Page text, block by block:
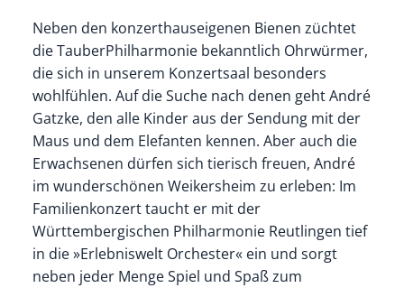
Neben den konzerthauseigenen Bienen züchtet
die TauberPhilharmonie bekanntlich Ohrwürmer,
die sich in unserem Konzertsaal besonders
wohlfühlen. Auf die Suche nach denen geht André
Gatzke, den alle Kinder aus der Sendung mit der
Maus und dem Elefanten kennen. Aber auch die
Erwachsenen dürfen sich tierisch freuen, André
im wunderschönen Weikersheim zu erleben: Im
Familienkonzert taucht er mit der
Württembergischen Philharmonie Reutlingen tief
in die »Erlebniswelt Orchester« ein und sorgt
neben jeder Menge Spiel und Spaß zum